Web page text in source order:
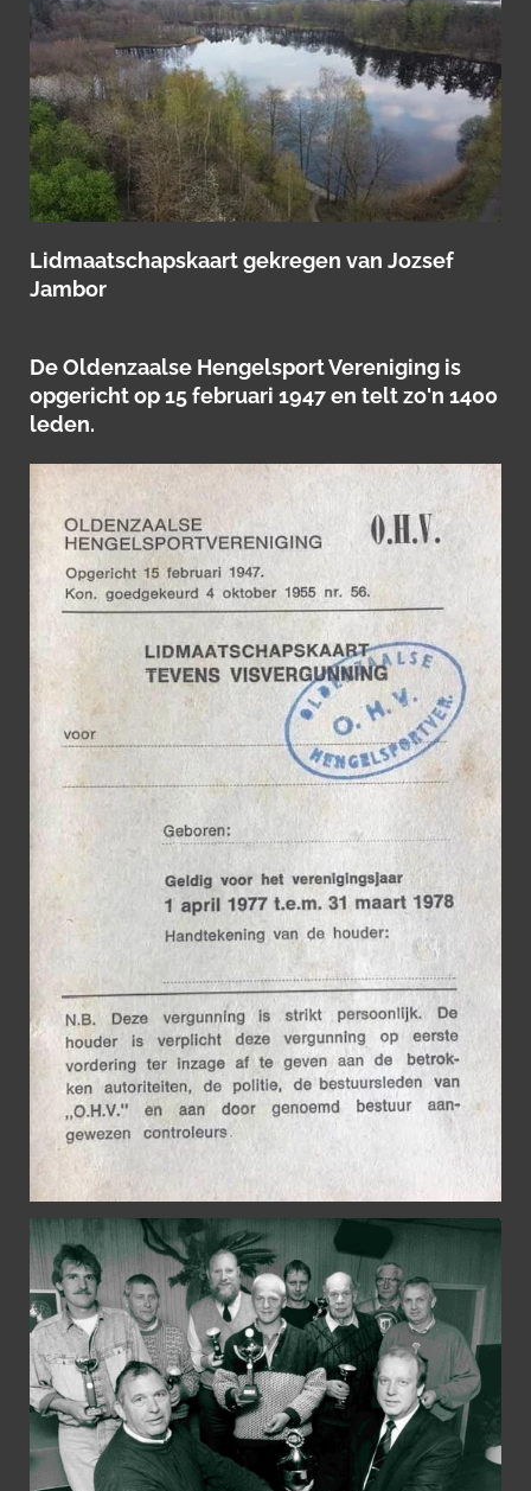
Lidmaatschapskaart gekregen van Jozsef
Jambor
De Oldenzaalse Hengelsport Vereniging is
opgericht op 15 februari 1947 en telt zo'n 1400
leden.